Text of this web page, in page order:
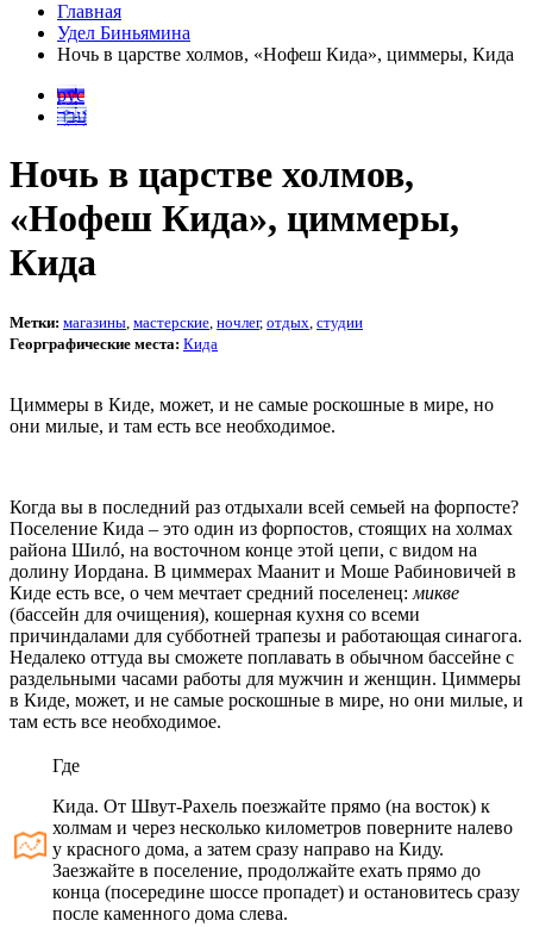
Главная
Удел Биньямина
Ночь в царстве холмов, «Нофеш Кида», циммеры, Кида
рус
עבר
Ночь в царстве холмов,
«Нофеш Кида», циммеры,
Кида
Метки: магазины мастерские ночлег, отдых студии
Георграфические места: Кида
Циммеры в Киде, может, и не самые роскошные в мире, но
они милые, и там есть все необходимое.
Когда вы в последний раз отдыхали всей семьей на форпосте?
Поселение Кида – это один из форпостов, стоящих на холмах
района Шилó, на восточном конце этой цепи, с видом на
долину Иордана. В циммерах Маанит и Моше Рабиновичей в
Киде есть все, о чем мечтает средний поселенец: микве
(бассейн для очищения), кошерная кухня со всеми
причиндалами для субботней трапезы и работающая синагога.
Недалеко оттуда вы сможете поплавать в обычном бассейне с
раздельными часами работы для мужчин и женщин. Циммеры
в Киде, может, и не самые роскошные в мире, но они милые, и
там есть все необходимое.
Где
Кида. От Швут-Рахель поезжайте прямо (на восток) к
холмам и через несколько километров поверните налево
у красного дома, а затем сразу направо на Киду.
Заезжайте в поселение, продолжайте ехать прямо до
конца (посередине шоссе пропадет) и остановитесь сразу
после каменного дома слева.